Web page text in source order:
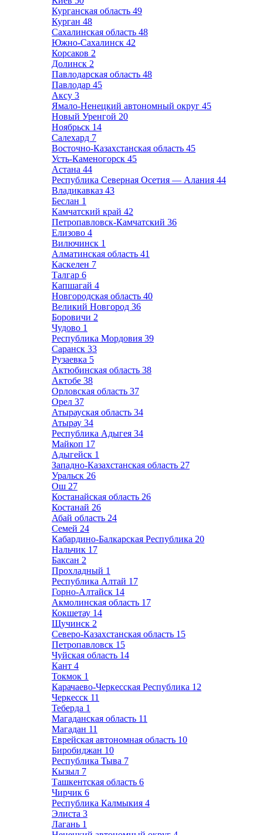
Курганская область 49
Курган 48
Сахалинская область 48
Южно-Сахалинск 42
Корсаков 2
Долинск 2
Павлодарская область 48
Павлодар 45
Аксу 3
Ямало-Ненецкий автономный округ 45
Новый Уренгой 20
Ноябрьск 14
Салехард 7
Восточно-Казахстанская область 45
Усть-Каменогорск 45
Астана 44
Республика Северная Осетия — Алания 44
Владикавказ 43
Беслан 1
Камчатский край 42
Петропавловск-Камчатский 36
Елизово 4
Вилючинск 1
Алматинская область 41
Каскелен 7
Талгар 6
Капшагай 4
Новгородская область 40
Великий Новгород 36
Боровичи 2
Чудово 1
Республика Мордовия 39
Саранск 33
Рузаевка 5
Актюбинская область 38
Актобе 38
Орловская область 37
Орел 37
Атырауская область 34
Атырау 34
Республика Адыгея 34
Майкоп 17
Адыгейск 1
Западно-Казахстанская область 27
Уральск 26
Ош 27
Костанайская область 26
Костанай 26
Абай область 24
Семей 24
Кабардино-Балкарская Республика 20
Нальчик 17
Баксан 2
Прохладный 1
Республика Алтай 17
Горно-Алтайск 14
Акмолинская область 17
Кокшетау 14
Щучинск 2
Северо-Казахстанская область 15
Петропавловск 15
Чуйская область 14
Кант 4
Токмок 1
Карачаево-Черкесская Республика 12
Черкесск 11
Теберда 1
Магаданская область 11
Магадан 11
Еврейская автономная область 10
Биробиджан 10
Республика Тыва 7
Кызыл 7
Ташкентская область 6
Чирчик 6
Республика Калмыкия 4
Элиста 3
Лагань 1